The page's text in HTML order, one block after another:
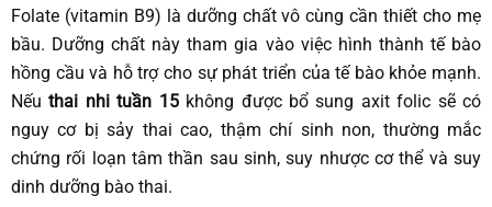
Folate (vitamin B9) là dưỡng chất vô cùng cần thiết cho mẹ
bầu. Dưỡng chất này tham gia vào việc hình thành tế bào
hồng cầu và hỗ trợ cho sự phát triển của tế bào khỏe mạnh.
Nếuthai nhi tuần 15không được bổ sung axit folic sẽ có
nguy cơ bị sảy thai cao, thậm chí sinh non, thường mắc
chứng rối loạn tâm thần sau sinh, suy nhược cơ thể và suy
dinh dưỡng bào thai.